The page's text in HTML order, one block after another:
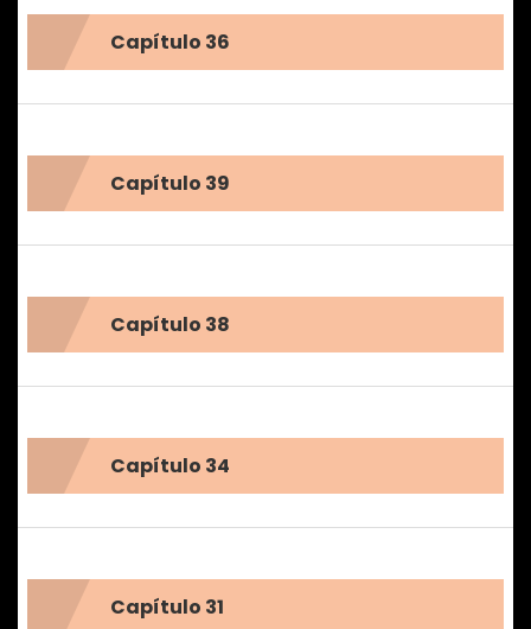
Capítulo 36
Capítulo 39
Capítulo 38
Capítulo 34
Capítulo 31